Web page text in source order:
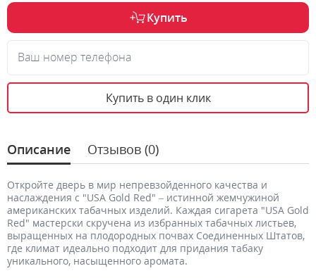
Купить
Ваш номер телефона
Купить в один клик
Описание Отзывов (0)
Откройте дверь в мир непревзойденного качества и
наслаждения с "USA Gold Red" – истинной жемчужиной
американских табачных изделий. Каждая сигарета "USA Gold
Red" мастерски скручена из избранных табачных листьев,
выращенных на плодородных почвах Соединенных Штатов,
где климат идеально подходит для придания табаку
уникального, насыщенного аромата.